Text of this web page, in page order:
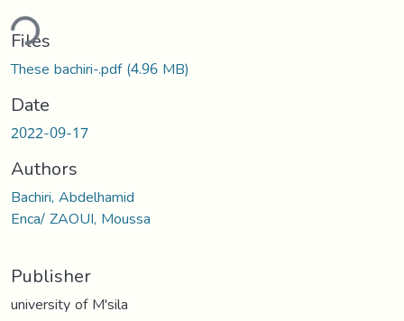
Files
These bachiri-.pdf(4.96 MB)
Date
2022-09-17
Authors
Bachiri, Abdelhamid
Enca/ ZAOUI, Moussa
Publisher
university of M'sila